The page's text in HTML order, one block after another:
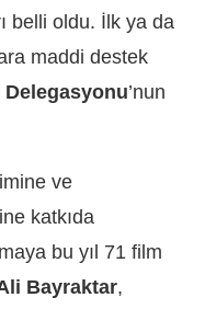
belli oldu. İlk ya da
maddi destek
’nun
ve
katkıda
bu yıl 71 film
Bayraktar,